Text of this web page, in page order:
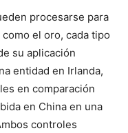
procesarse para
el oro, cada tipo
su aplicación
entidad en Irlanda,
en comparación
en China en una
controles